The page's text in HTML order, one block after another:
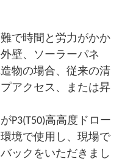
で時間と労力がかか
壁、ソーラーパネ
物の場合、従来の清
アクセス、または昇
P3(T50)高高度ドロー
境で使用し、現場で
ックをいただきまし